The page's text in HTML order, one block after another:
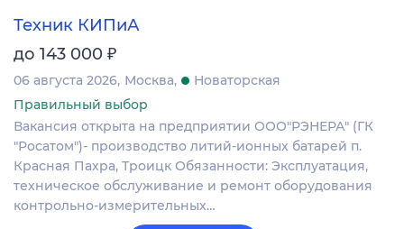
Техник КИПиА
до 143 000 ₽
06 августа 2026 Москва
Новаторская
Правильный выбор
Вакансия открыта на предприятии ООО"РЭНЕРА" (ГК
"Росатом")- производство литий-ионных батарей п.
Красная Пахра, Троицк Обязанности: Эксплуатация,
техническое обслуживание и ремонт оборудования
контрольно-измерительных…